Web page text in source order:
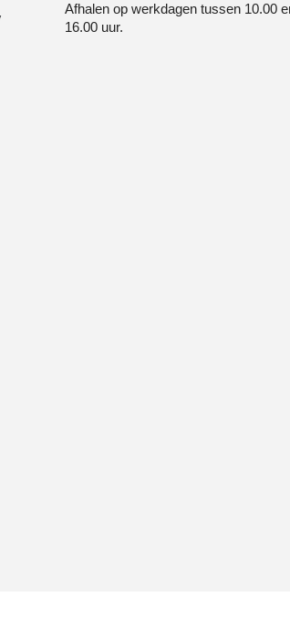
Afhalen op werkdagen tussen 10.00
16.00 uur.